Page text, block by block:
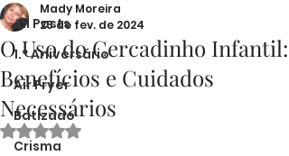
All Posts
1.º Aniversário
Air Fryer
Batizado
Crisma
O Uso do Cercadinho Infantil:
Benefícios e Cuidados
Necessários
Mady Moreira
25 de fev. de 2024
Avaliado com NaN de 5 estrelas.